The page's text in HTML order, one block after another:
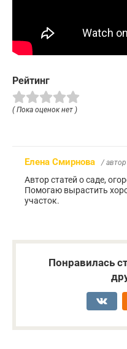
Рейтинг
( Пока оценок нет )
Елена Смирнова / автор
Автор статей о саде,
Помогаю вырастить
участок.
Понравилась